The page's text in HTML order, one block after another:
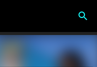
principal